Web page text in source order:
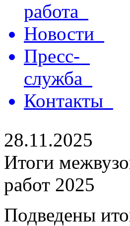
работа
Новости
Пресс-
служба
Контакты
28.11.2025
Итоги
работ 2025
Подведены